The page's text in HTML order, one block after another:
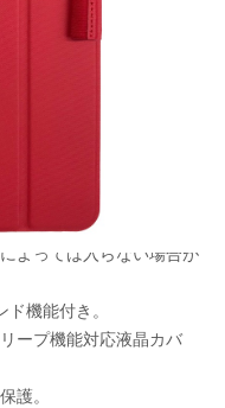
よっては入らない場合が
機能付き。
ープ機能対応液晶カバ
護。